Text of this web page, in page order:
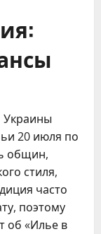
Украины
20 июля по
общин,
стиля,
часто
поэтому
об «Илье в